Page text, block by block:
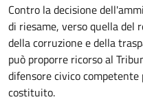
Contro la decisione
di riesame, verso quella del
della corruzione e della
può proporre ricorso al
difensore civico
costituito.